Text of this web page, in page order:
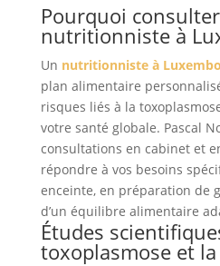
Pourquoi
nutritionniste à
Un nutritionniste à
plan alimentaire
risques liés à la
votre santé globale. Pascal
consultations en cabinet et
répondre à vos besoins
enceinte, en préparation de
d’un équilibre alimentaire
Études
toxoplasmose et